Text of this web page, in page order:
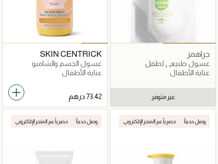
جراهمز
غسول طبيعي لطفل
عناية الأطفال
غير متوفر
SKIN CENTRICK
غسول الجسم والشامبو
للأطفال
عناية الأطفال
وصل حديثاً حصرياً عبر المتجر الإلكتروني وصل حديثاً حصرياً عبر المتجر الإلكتروني